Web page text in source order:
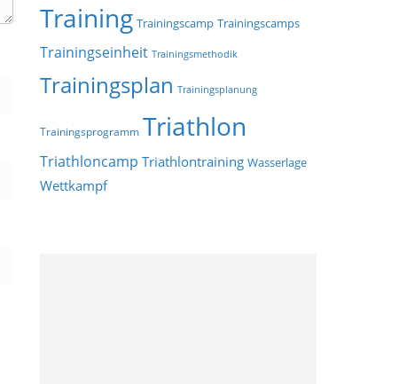
Training Trainingscamp Trainingscamps
Trainingseinheit Trainingsmethodik
Trainingsplan Trainingsplanung
Trainingsprogramm Triathlon
Triathloncamp Triathlontraining Wasserlage
Wettkampf